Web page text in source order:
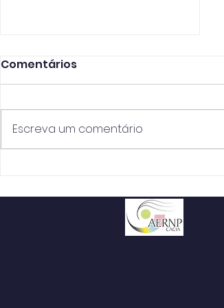
professores unidos por
um futuro sustentável
Comentários
Escreva um comentário